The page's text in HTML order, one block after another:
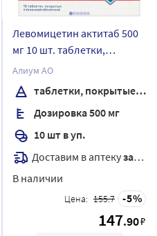
Левомицетин актитаб 500
мг 10 шт. таблетки,
покрытые пленочной
оболочкой
Алиум АО
таблетки, покрытые пленочной оболочкой
Дозировка 500 мг
10 шт в уп.
Доставим в аптекузавтра
В наличии
Цена: 155.7 5
147.90₽